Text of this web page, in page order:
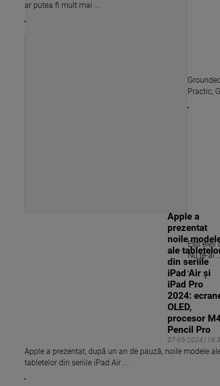
ar putea fi mult mai ...
07-05-2024 |
Apple a
prezentat
noile
ale
din seriile
iPad Air şi
iPad Pro
2024:
OLED,
procesor
Pencil Pro
Apple a prezentat, după un an de pauză, noile modele
tabletelor din seriile iPad Air ...
Practic,
Ești elev
Nu te-ai